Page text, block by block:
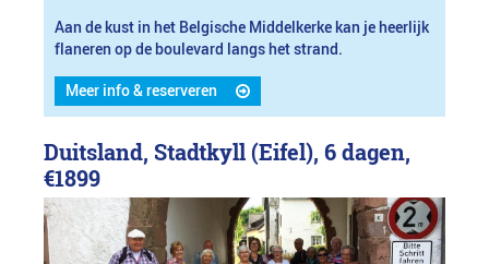
Aan de kust in het Belgische Middelkerke kan je heerlijk
flaneren op de boulevard langs het strand.
Meer info & reserveren
Duitsland, Stadtkyll (Eifel), 6 dagen,
€1899